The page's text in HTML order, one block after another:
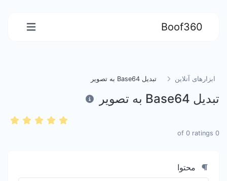
Boof360
ابزارهای آنلاین تبدیل Base64 به تصویر
تبدیل Base64 به تصویر
0
of
0 ratings
محتوا